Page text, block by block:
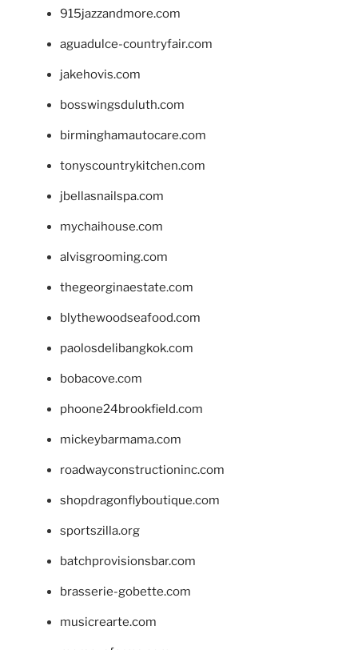
915jazzandmore.com
aguadulce-countryfair.com
jakehovis.com
bosswingsduluth.com
birminghamautocare.com
tonyscountrykitchen.com
jbellasnailspa.com
mychaihouse.com
alvisgrooming.com
thegeorginaestate.com
blythewoodseafood.com
paolosdelibangkok.com
bobacove.com
phoone24brookfield.com
mickeybarmama.com
roadwayconstructioninc.com
shopdragonflyboutique.com
sportszilla.org
batchprovisionsbar.com
brasserie-gobette.com
musicrearte.com